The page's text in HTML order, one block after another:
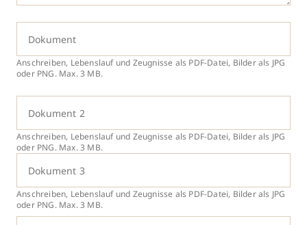
Dokument
Anschreiben, Lebenslauf und Zeugnisse als PDF-Datei, Bilder als JPG
oder PNG. Max. 3 MB.
Dokument 2
Anschreiben, Lebenslauf und Zeugnisse als PDF-Datei, Bilder als JPG
oder PNG. Max. 3 MB.
Dokument 3
Anschreiben, Lebenslauf und Zeugnisse als PDF-Datei, Bilder als JPG
oder PNG. Max. 3 MB.